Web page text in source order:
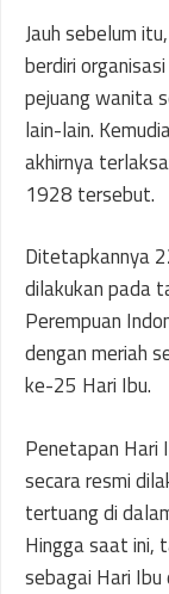
Jauh sebelum
berdiri
pejuang wanita
lain-lain.
akhirnya
1928 tersebut.
Ditetapkannya
dilakukan pada
Perempuan
dengan meriah
ke-25 Hari Ibu.
Penetapan Hari
secara resmi
tertuang di
Hingga saat ini,
sebagai Hari Ibu